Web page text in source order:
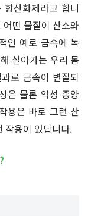
산화제라고 합니
어떤 물질이 산소와
인 예로 금속에 녹
살아가는 우리 몸
로 금속이 변질되
은 물론 악성 종양
용은 바로 그런 산
작용이 있답니다.